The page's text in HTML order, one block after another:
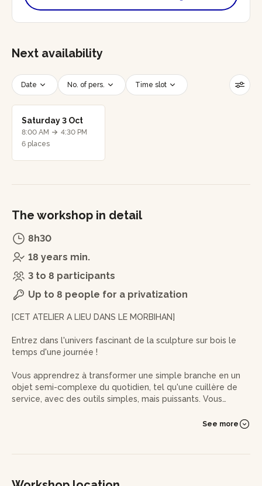
Next availability
Date No. of pers. Time slot
Reset filters
Saturday 3 Oct
8:00 AM
4:30 PM
6 places
The workshop in detail
8h30
18 years min.
3 to 8 participants
Up to 8 people for a privatization
[CET ATELIER A LIEU DANS LE MORBIHAN]
Entrez dans l'univers fascinant de la sculpture sur bois le
temps d'une journée !
Vous apprendrez à transformer une simple branche en un
objet semi-complexe du quotidien, tel qu'une cuillère de
service, avec des outils simples, mais puissants. Vous
acquerrez également une nouvelle compétence qui vous
Ludovic, qui vous présentera le programme de la journée.
See more